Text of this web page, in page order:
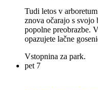
Tudi letos v
znova očarajo s
popolne preobrazbe.
opazujete lačne
Vstopnina za park.
pet 7